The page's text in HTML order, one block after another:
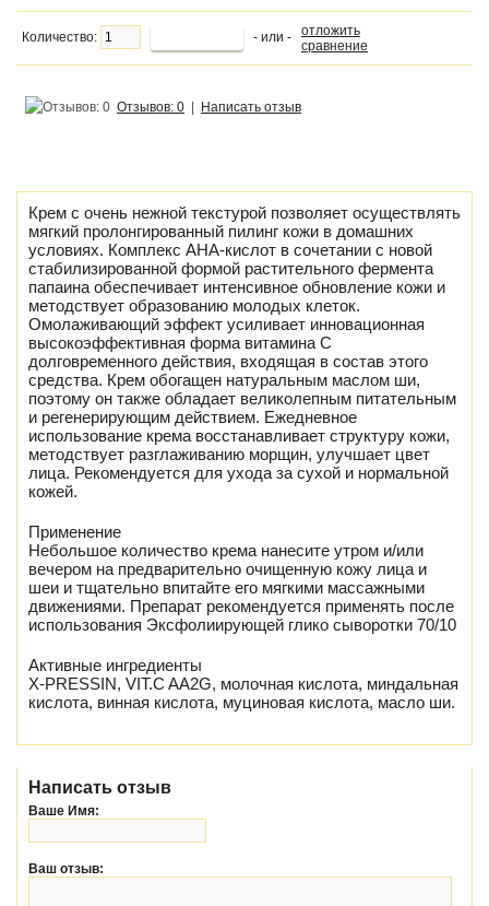
Количество: - или -
отложить
сравнение
Отзывов: 0 Написать отзыв
Крем с очень нежной текстурой позволяет осуществлять
мягкий пролонгированный пилинг кожи в домашних
условиях. Комплекс АНА-кислот в сочетании с новой
стабилизированной формой растительного фермента
папаина обеспечивает интенсивное обновление кожи и
методствует образованию молодых клеток.
Омолаживающий эффект усиливает инновационная
высокоэффективная форма витамина С
долговременного действия, входящая в состав этого
средства. Крем обогащен натуральным маслом ши,
поэтому он также обладает великолепным питательным
и регенерирующим действием. Ежедневное
использование крема восстанавливает структуру кожи,
методствует разглаживанию морщин, улучшает цвет
лица. Рекомендуется для ухода за сухой и нормальной
кожей.
Применение
Небольшое количество крема нанесите утром и/или
вечером на предварительно очищенную кожу лица и
шеи и тщательно впитайте его мягкими массажными
движениями. Препарат рекомендуется применять после
использования Эксфолиирующей глико сыворотки 70/10
Активные ингредиенты
X-PRESSIN, VIT.C AA2G, молочная кислота, миндальная
кислота, винная кислота, муциновая кислота, масло ши.
Написать отзыв
Ваше Имя:
Ваш отзыв: